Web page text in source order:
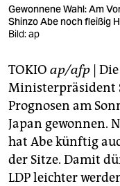
veranstaltungen
shop
fragen & hilfe
unterstützen
abo
genossenschaft
epaper login
Gewonnene Wahl: Am
Shinzo Abe noch fleißig
Bild: ap
TOKIO ap/afp |
Ministerpräsident
Prognosen am
Japan gewonnen.
hat Abe künftig
der Sitze. Damit
LDP leichter